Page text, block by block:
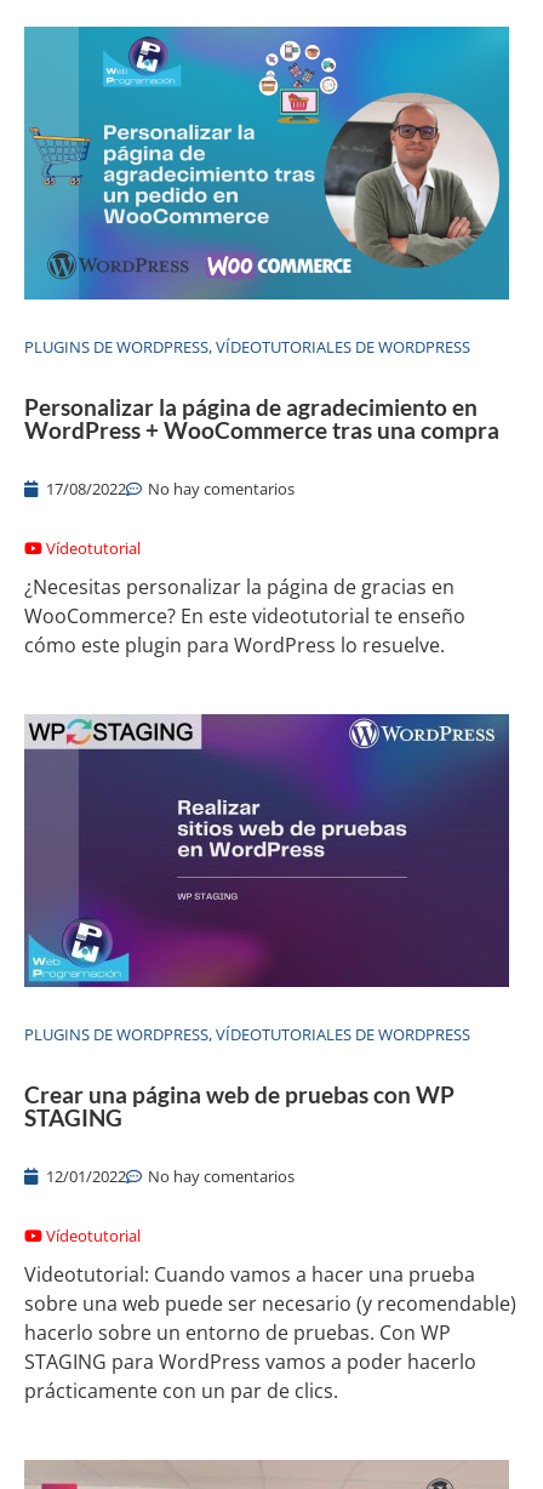
PLUGINS DE WORDPRESS,VÍDEOTUTORIALES DE WORDPRESS
Personalizar la página de agradecimiento en
WordPress + WooCommerce tras una compra
17/08/2022 No hay comentarios
Vídeotutorial
¿Necesitas personalizar la página de gracias en
WooCommerce? En este videotutorial te enseño
cómo este plugin para WordPress lo resuelve.
PLUGINS DE WORDPRESS,VÍDEOTUTORIALES DE WORDPRESS
Crear una página web de pruebas con WP
STAGING
12/01/2022 No hay comentarios
Vídeotutorial
Videotutorial: Cuando vamos a hacer una prueba
sobre una web puede ser necesario (y recomendable)
hacerlo sobre un entorno de pruebas. Con WP
STAGING para WordPress vamos a poder hacerlo
prácticamente con un par de clics.